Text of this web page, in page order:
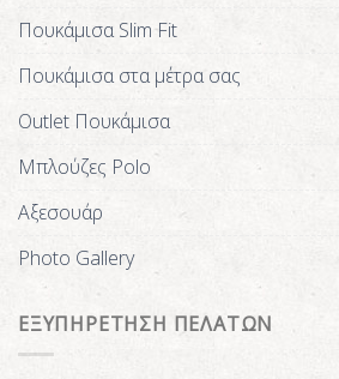
Πουκάμισα Slim Fit
Πουκάμισα στα μέτρα σας
Outlet Πουκάμισα
Μπλούζες Polo
Αξεσουάρ
Photo Gallery
ΕΞΥΠΗΡΕΤΗΣΗ ΠΕΛΑΤΩΝ